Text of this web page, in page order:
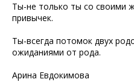
Ты-не только ты со своими
привычек.
Ты-всегда потомок двух
ожиданиями от рода.
Арина Евдокимова